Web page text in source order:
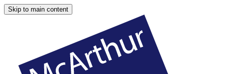
Skip to main content